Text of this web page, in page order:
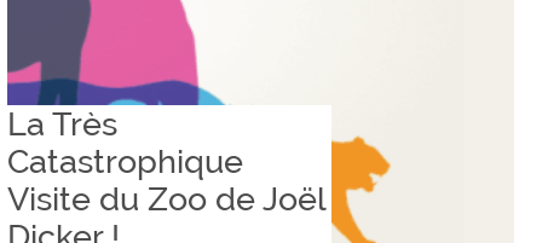
La Très
Catastrophique
Visite du Zoo de Joël